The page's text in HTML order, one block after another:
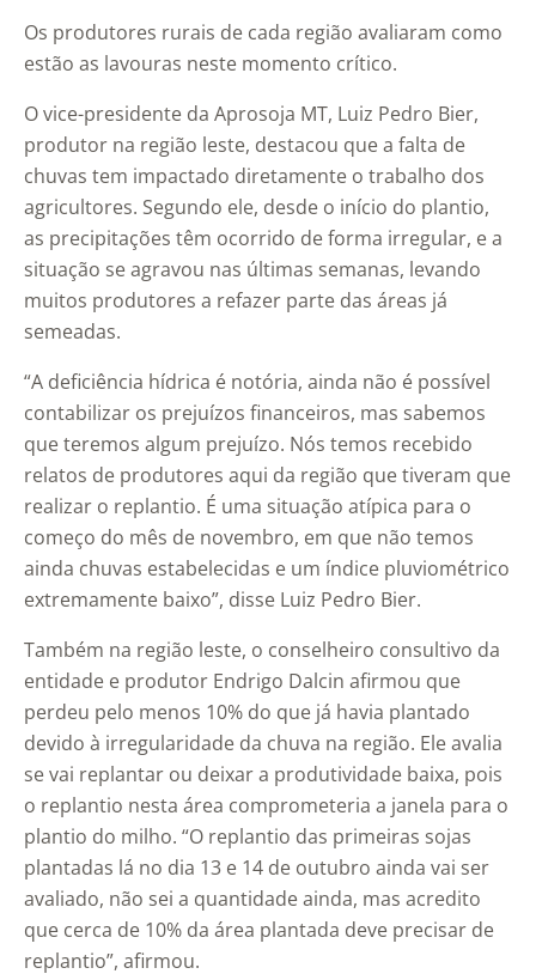
Os produtores rurais de cada região avaliaram como
estão as lavouras neste momento crítico.
O vice-presidente da Aprosoja MT, Luiz Pedro Bier,
produtor na região leste, destacou que a falta de
chuvas tem impactado diretamente o trabalho dos
agricultores. Segundo ele, desde o início do plantio,
as precipitações têm ocorrido de forma irregular, e a
situação se agravou nas últimas semanas, levando
muitos produtores a refazer parte das áreas já
semeadas.
“A deficiência hídrica é notória, ainda não é possível
contabilizar os prejuízos financeiros, mas sabemos
que teremos algum prejuízo. Nós temos recebido
relatos de produtores aqui da região que tiveram que
realizar o replantio. É uma situação atípica para o
começo do mês de novembro, em que não temos
ainda chuvas estabelecidas e um índice pluviométrico
extremamente baixo”, disse Luiz Pedro Bier.
Também na região leste, o conselheiro consultivo da
entidade e produtor Endrigo Dalcin afirmou que
perdeu pelo menos 10% do que já havia plantado
devido à irregularidade da chuva na região. Ele avalia
se vai replantar ou deixar a produtividade baixa, pois
o replantio nesta área comprometeria a janela para o
plantio do milho. “O replantio das primeiras sojas
plantadas lá no dia 13 e 14 de outubro ainda vai ser
avaliado, não sei a quantidade ainda, mas acredito
que cerca de 10% da área plantada deve precisar de
replantio”, afirmou.